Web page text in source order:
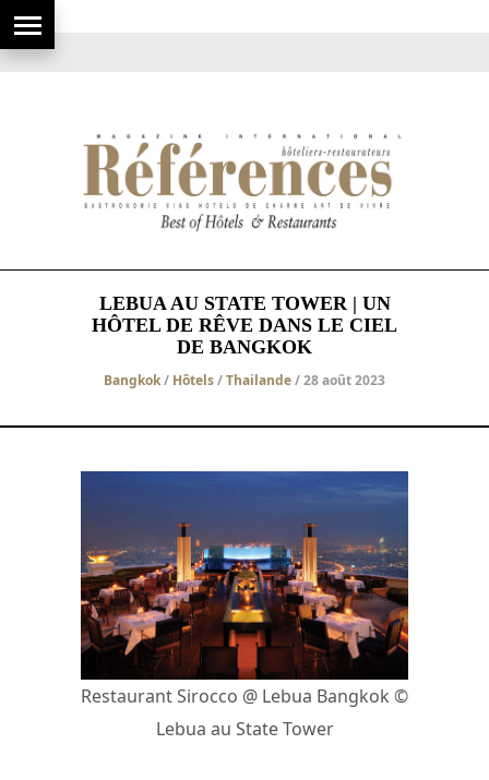
LEBUA AU STATE TOWER | UN
HÔTEL DE RÊVE DANS LE CIEL
DE BANGKOK
Bangkok/ Hôtels/Thailande/ 28 août 2023
Restaurant Sirocco @ Lebua Bangkok ©
Lebua au State Tower